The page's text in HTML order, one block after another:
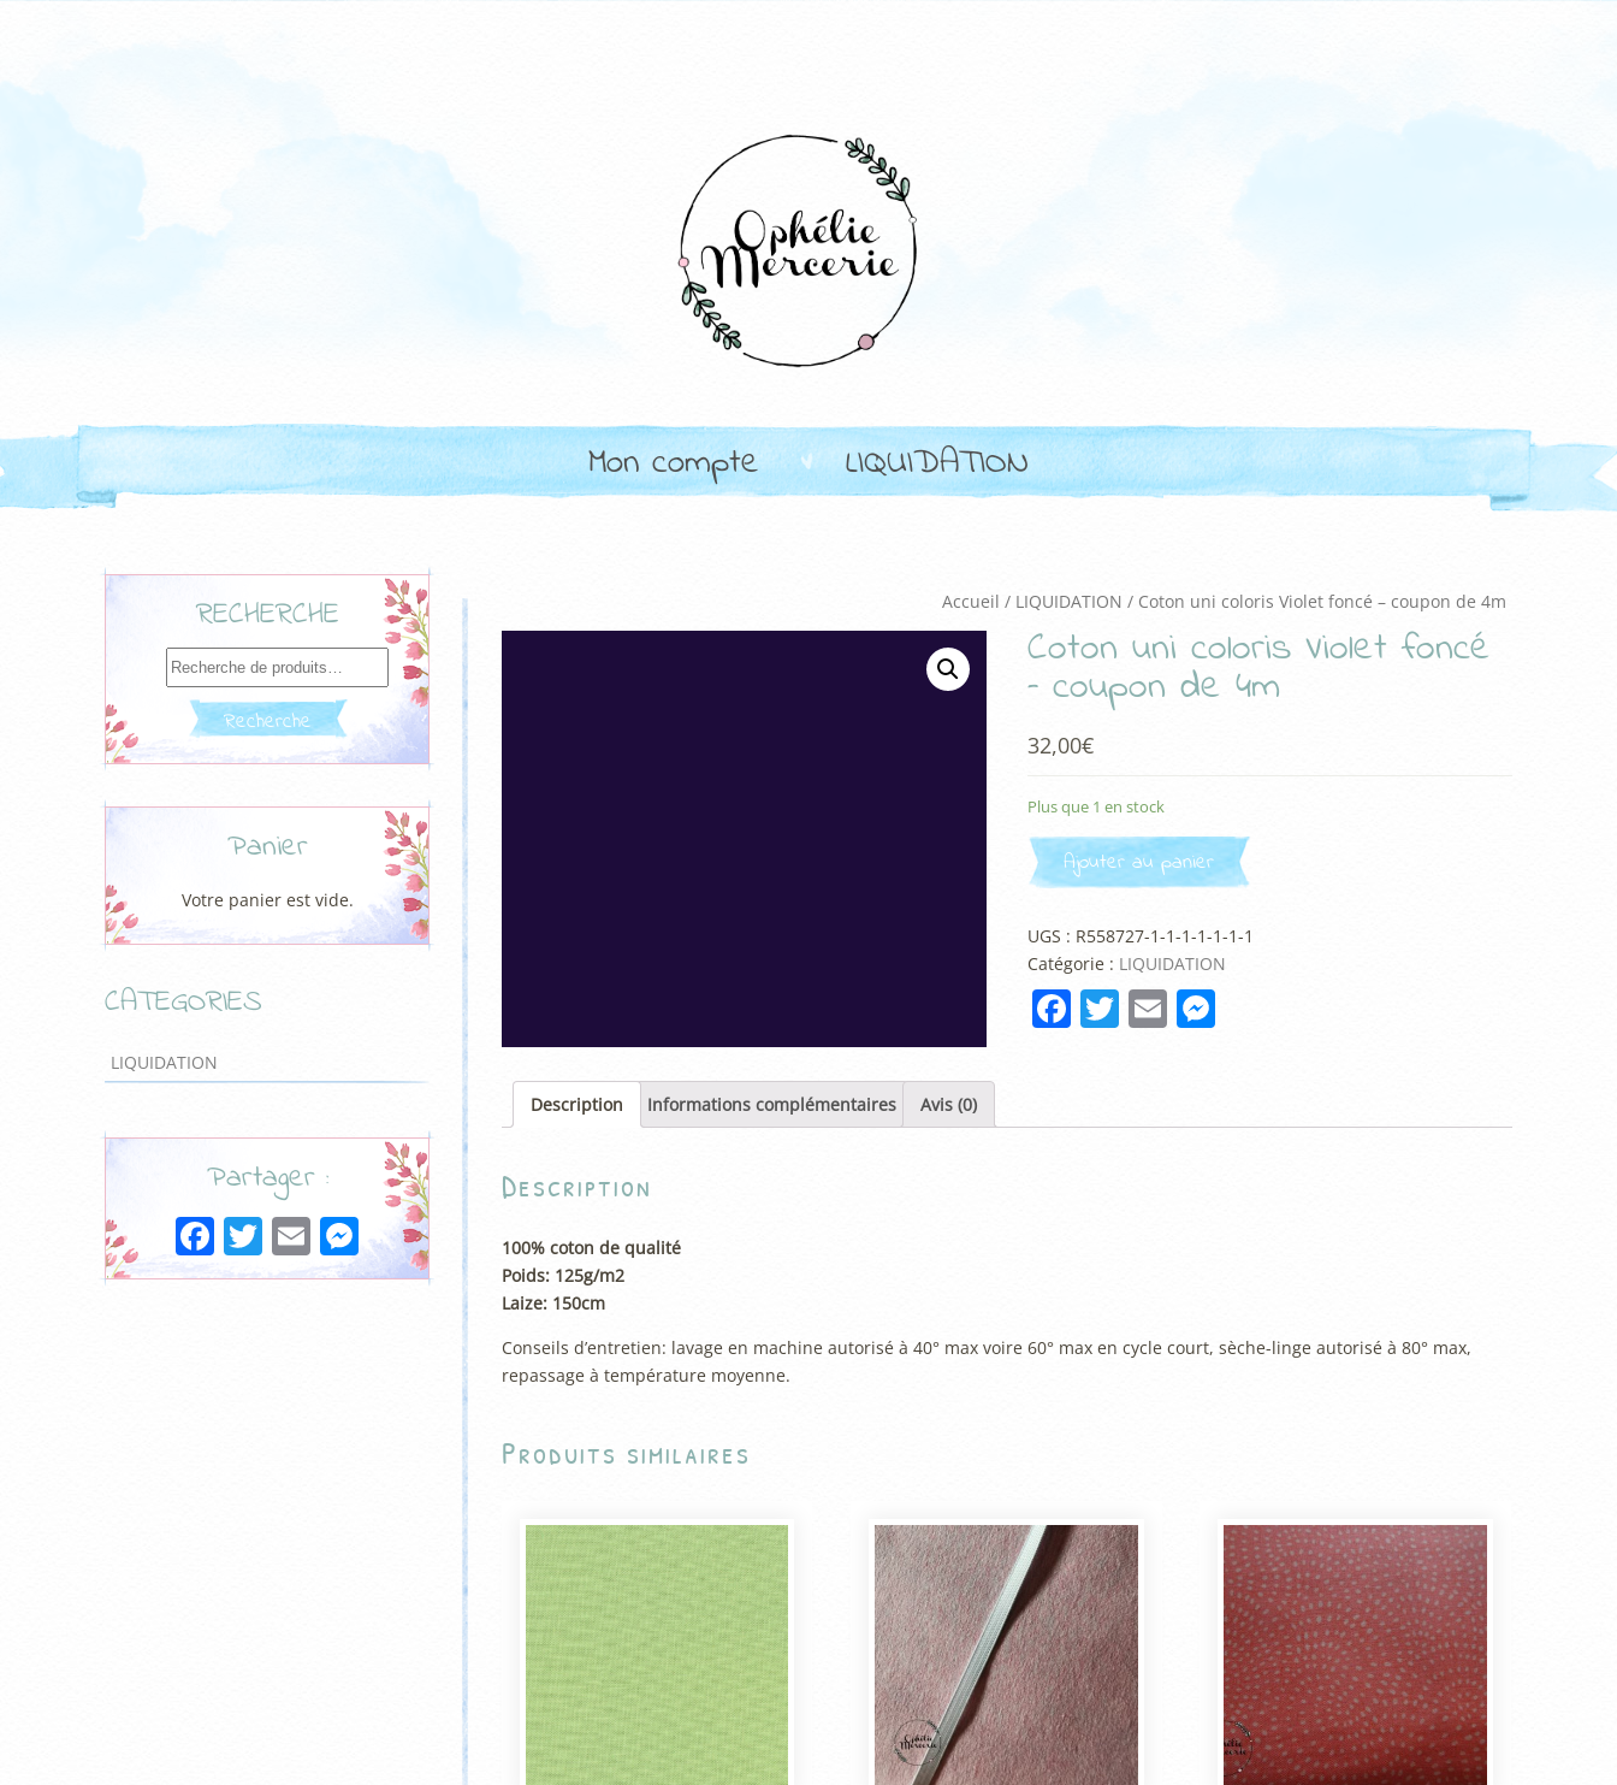
Mon compte LIQUIDATION
Accueil / LIQUIDATION / Coton uni coloris Violet foncé – coupon de 4m
Coton uni coloris Violet foncé
– coupon de 4m
32,00€
Plus que 1 en stock
Ajouter au panier
UGS : R558727-1-1-1-1-1-1-1
Catégorie : LIQUIDATION
F
e
T
er
E
l
M
e
Description Informations complémentaires Avis (0)
Description
100% coton de qualité
Poids: 125g/m2
Laize: 150cm
Conseils d’entretien: lavage en machine autorisé à 40° max voire 60° max en cycle court, sèche-linge autorisé à 80° max,
repassage à température moyenne.
Produits similaires
RECHERCHE
Recherche
pour :
Recherche
Panier
Votre panier est vide.
CATEGORIES
LIQUIDATION
Partager :
Facebook
Twitter
EmailMessenger